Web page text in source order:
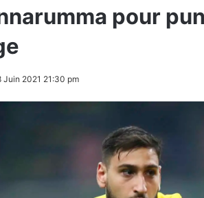
pour
Juin 2021 21:30 pm